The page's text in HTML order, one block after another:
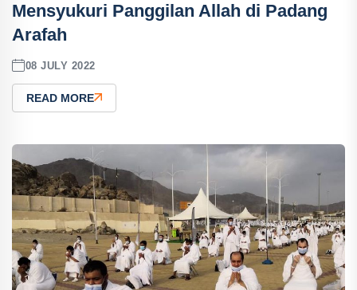
Mensyukuri Panggilan Allah di Padang
Arafah
08 JULY 2022
READ MORE